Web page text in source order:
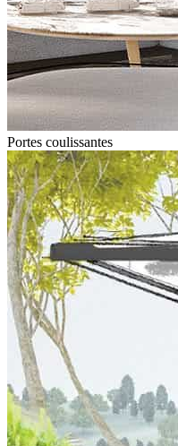
Portes coulissantes